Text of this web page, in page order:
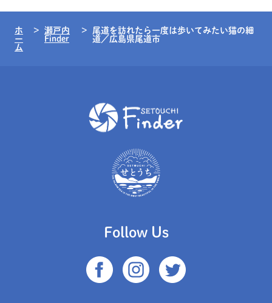
ホ
ー
ム
瀬戸内
Finder
尾道を訪れたら一度は歩いてみたい猫の細
道／広島県尾道市
Follow Us